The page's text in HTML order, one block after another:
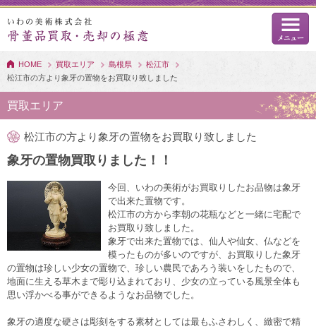
HOME 買取エリア 島根県
松江市
松江市の方より象牙の置物をお買取り致しました
買取エリア
松江市の方より象牙の置物をお買取り致しました
象牙の置物買取りました！！
今回、いわの美術がお買取りしたお品物は象牙
で出来た置物です。
松江市の方から李朝の花瓶などと一緒に宅配で
お買取り致しました。
象牙で出来た置物では、仙人や仙女、仏などを
模ったものが多いのですが、お買取りした象牙
の置物は珍しい少女の置物で、珍しい農民であろう装いをしたもので、
地面に生える草木まで彫り込まれており、少女の立っている風景全体も
思い浮かべる事ができるようなお品物でした。
象牙の適度な硬さは彫刻をする素材としては最もふさわしく、緻密で精